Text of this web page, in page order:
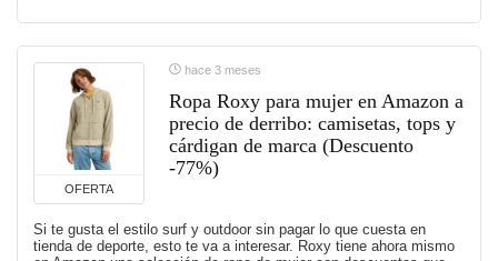
OFERTA
hace 3 meses
Ropa Roxy para mujer en Amazon a
precio de derribo: camisetas, tops y
cárdigan de marca (Descuento
-77%)
Si te gusta el estilo surf y outdoor sin pagar lo que cuesta en
tienda de deporte, esto te va a interesar. Roxy tiene ahora mismo